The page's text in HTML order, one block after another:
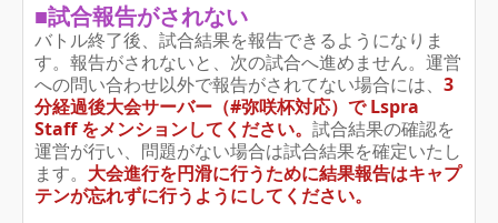
■試合報告がされない
バトル終了後、試合結果を報告できるようになりま
す。報告がされないと、次の試合へ進めません。運営
への問い合わせ以外で報告がされてない場合には、 3
分経過後大会サーバー（#弥咲杯対応）で Lspra
Staff をメンションしてください。 試合結果の確認を
運営が行い、問題がない場合は試合結果を確定いたし
ます。 大会進行を円滑に行うために結果報告はキャプ
テンが忘れずに行うようにしてください。